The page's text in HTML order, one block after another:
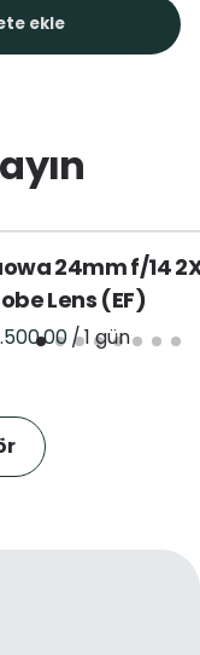
24mm f/14
Lens (EF)
/